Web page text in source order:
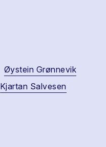
Øystein Grønnevik
Kjartan Salvesen